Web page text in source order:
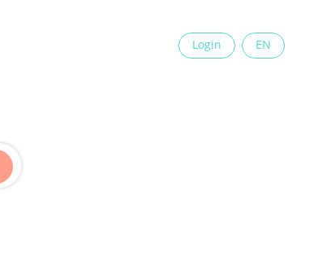
Login EN ×